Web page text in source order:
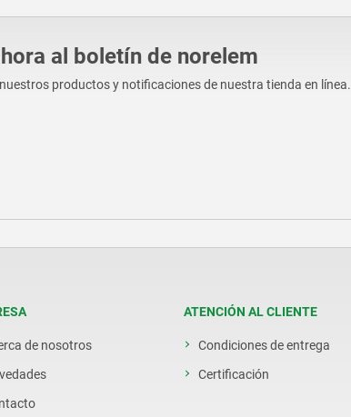
al boletín de norelem
productos y notificaciones de nuestra tienda en línea.
de nosotros
ATENCIÓN AL CLIENTE
Condiciones de entrega
Certificación